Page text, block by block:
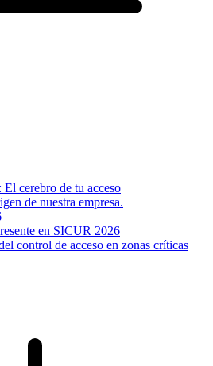
cerebro de tu acceso
de nuestra empresa.
en SICUR 2026
control de acceso en zonas críticas